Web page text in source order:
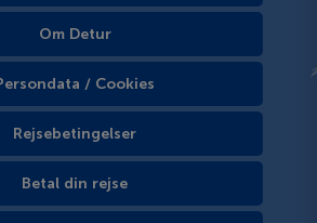
Om Detur
/ Cookies
Rejsebetingelser
Betal din rejse